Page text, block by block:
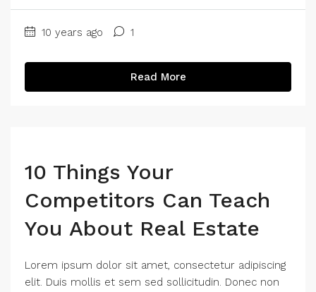
10 years ago 1
Read More
10 Things Your
Competitors Can Teach
You About Real Estate
Lorem ipsum dolor sit amet, consectetur adipiscing
elit. Duis mollis et sem sed sollicitudin. Donec non